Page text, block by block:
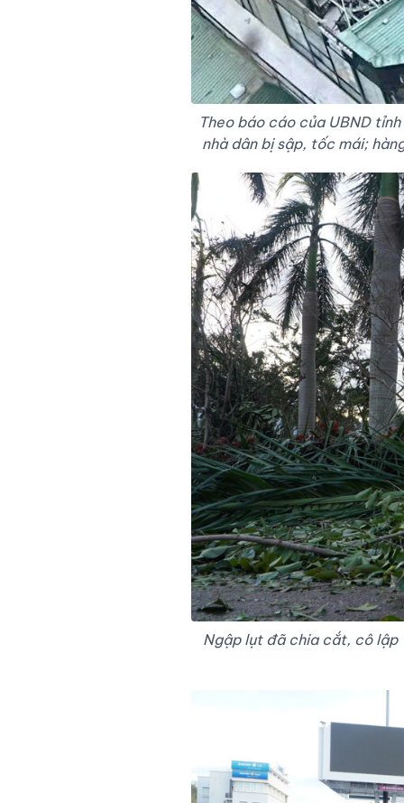
Theo báo cáo của UBND
nhà dân bị sập, tốc mái;
Ngập lụt đã chia cắt, cô lập